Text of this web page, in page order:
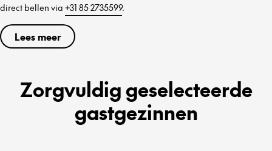
direct bellen via +31 85 2735599.
Lees meer
Zorgvuldig geselecteerde
gastgezinnen